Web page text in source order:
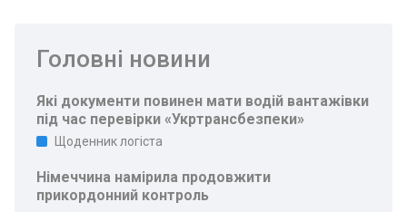
Головні новини
Які документи повинен мати водій вантажівки
під час перевірки «Укртрансбезпеки»
Щоденник логіста
Німеччина намірила продовжити
прикордонний контроль